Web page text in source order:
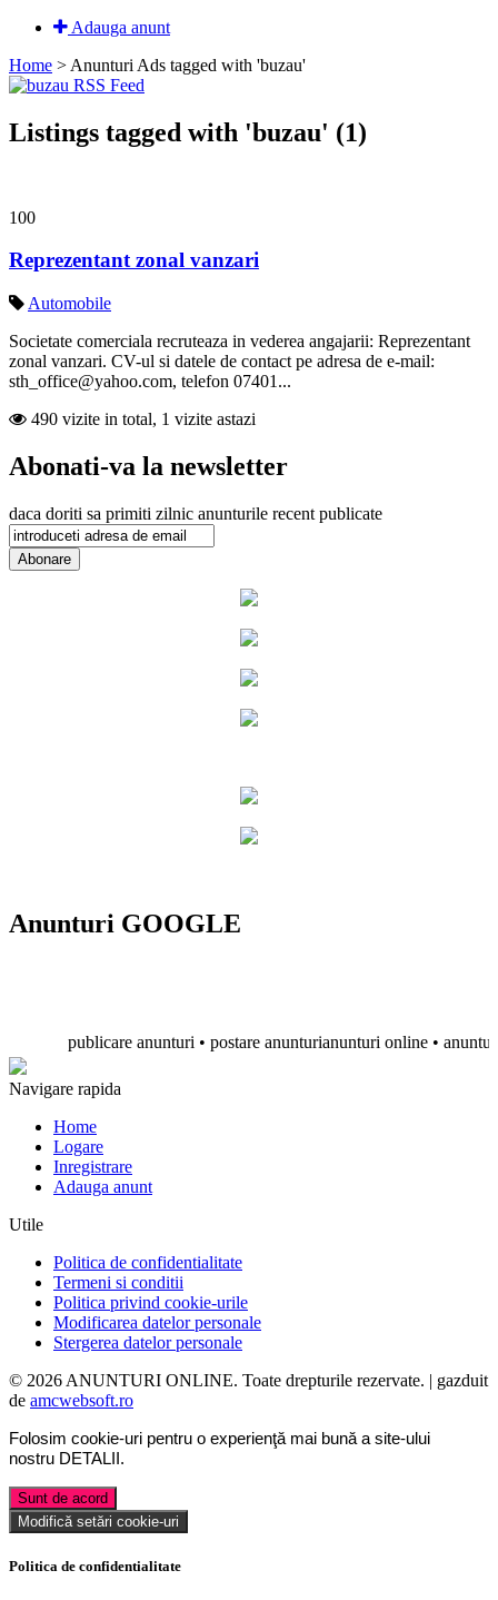
Adauga anunt
Home > Anunturi Ads tagged with 'buzau'
Listings tagged with 'buzau' (1)
100
Reprezentant zonal vanzari
Automobile
Societate comerciala recruteaza in vederea angajarii: Reprezentant
zonal vanzari. CV-ul si datele de contact pe adresa de e-mail:
sth_office@yahoo.com, telefon 07401...
490 vizite in total, 1 vizite astazi
Abonati-va la newsletter
daca doriti sa primiti zilnic anunturile recent publicate
Anunturi GOOGLE
publicare anunturi • postare anunturianunturi online •
Navigare rapida
Home
Logare
Inregistrare
Adauga anunt
Utile
Politica de confidentialitate
Termeni si conditii
Politica privind cookie-urile
Modificarea datelor personale
Stergerea datelor personale
© 2026 ANUNTURI ONLINE. Toate drepturile rezervate. | gazduit
de amcwebsoft.ro
Folosim cookie-uri pentru o experienţă mai bună a site-ului
nostru DETALII .
Sunt de acord
Modifică setări cookie-uri
Politica de confidentialitate